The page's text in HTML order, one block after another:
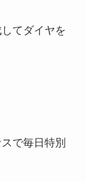
てダイヤを
で毎日特別